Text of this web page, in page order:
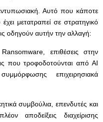
Αυτό που κάποτε
μετατραπεί σε στρατηγικό
οδηγούν αυτήν την αλλαγή:
Ransomware, επιθέσεις στην
που τροφοδοτούνται από AI
επιχειρησιακά
συμβούλια, επενδυτές και
αποδείξεις διαχείρισης